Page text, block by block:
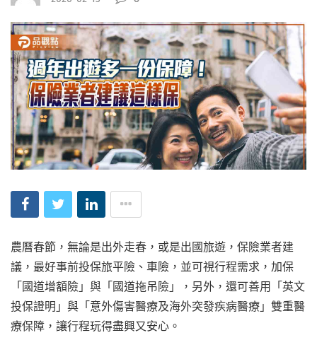
農曆春節，無論是出外走春，或是出國旅遊，保險業者建
議，最好事前投保旅平險、車險，並可視行程需求，加保
「國道增額險」與「國道拖吊險」，另外，還可善用「英文
投保證明」與「意外傷害醫療及海外突發疾病醫療」雙重醫
療保障，讓行程玩得盡興又安心。